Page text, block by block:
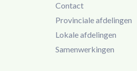
Contact
Provinciale afdelingen
Lokale afdelingen
Samenwerkingen